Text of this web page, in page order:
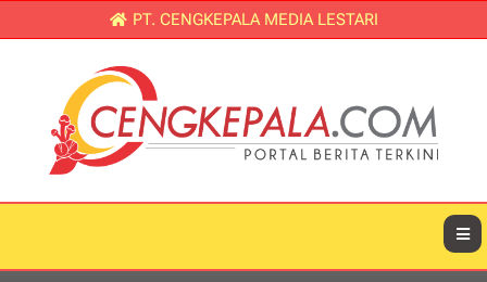
PT. CENGKEPALA MEDIA LESTARI